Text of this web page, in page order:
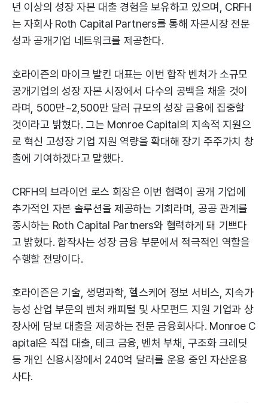
년 이상의 성장 자본 대출 경험을 보유하고 있으며, CRFH
는 자회사 Roth Capital Partners를 통해 자본시장 전문
성과 공개기업 네트워크를 제공한다.
호라이즌의 마이크 발킨 대표는 이번 합작 벤처가 소규모
공개기업의 성장 자본 시장에서 다수의 공백을 채울 것이
라며, 500만~2,500만 달러 규모의 성장 금융에 집중할
것이라고 밝혔다. 그는 Monroe Capital의 지속적 지원으
로 혁신 고성장 기업 지원 역량을 확대해 장기 주주가치 창
출에 기여하겠다고 말했다.
CRFH의 브라이언 로스 회장은 이번 협력이 공개 기업에
추가적인 자본 솔루션을 제공하는 기회라며, 공공 관계를
중시하는 Roth Capital Partners와 협력하게 돼 기쁘다
고 밝혔다. 합작사는 성장 금융 부문에서 적극적인 역할을
수행할 전망이다.
호라이즌은 기술, 생명과학, 헬스케어 정보 서비스, 지속가
능성 산업 부문의 벤처 캐피털 및 사모펀드 지원 기업과 상
장사에 담보 대출을 제공하는 전문 금융회사다. Monroe C
apital은 직접 대출, 테크 금융, 벤처 부채, 구조화 크레딧
등 개인 신용시장에서 240억 달러를 운용 중인 자산운용
사다.